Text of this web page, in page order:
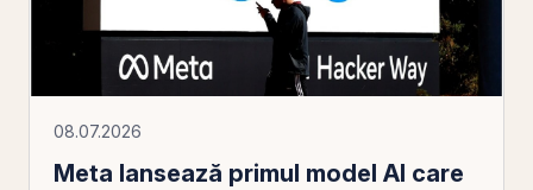
08.07.2026
Meta lansează primul model AI care